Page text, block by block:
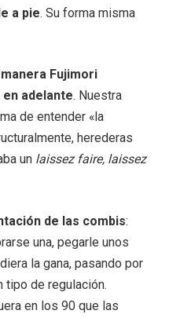
a pie. Su forma misma
Fujimori
adelante. Nuestra
de entender «la
herederas
un laissez faire, laissez
de las combis:
una, pegarle unos
la gana, pasando por
tipo de regulación.
en los 90 que las